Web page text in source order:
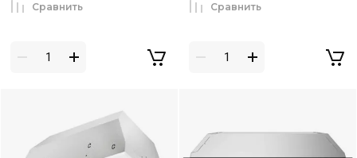
Сравнить Сравнить